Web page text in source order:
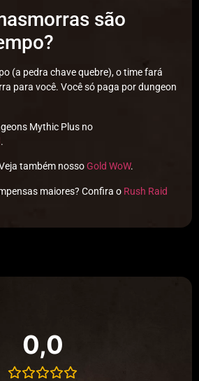
são
(a pedra chave quebre), o time fará
para você. Você só paga por dungeon
Mythic Plus no
.
também nossoGold WoW.
maiores? Confira o Rush Raid
0,0